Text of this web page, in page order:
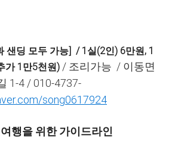
샌딩 모두 가능] / 1실(2인) 6만원, 1
가 1만5천원) / 조리가능 / 이동면
1-4 / 010-4737-
song0617924
행을 위한 가이드라인